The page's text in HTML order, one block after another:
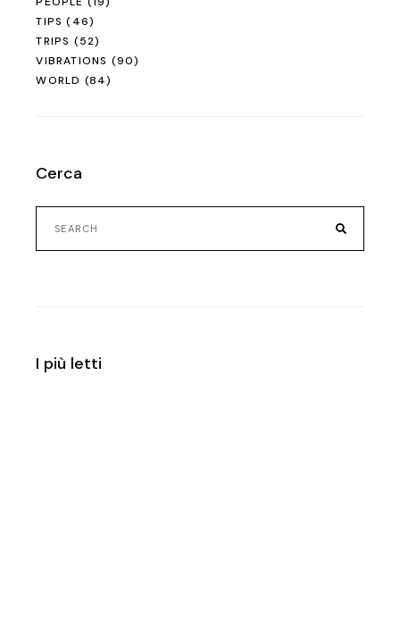
TIPS (46)
TRIPS (52)
VIBRATIONS (90)
WORLD (84)
Cerca
Search
for:
I più letti